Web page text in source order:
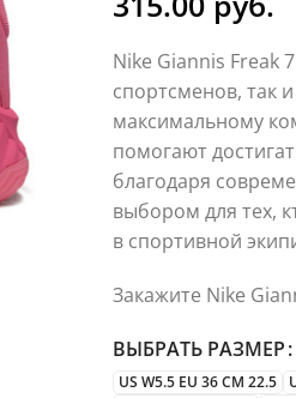
Nike Giannis Freak
спортсменов, так
максимальному
помогают
благодаря
выбором для тех,
в спортивной
Закажите Nike
ВЫБРАТЬ РАЗМЕР
US W5.5 EU 36 CM 22.5